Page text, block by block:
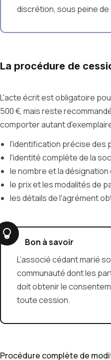
discrétion, sous peine
La procédure de
L'acte écrit est obligatoire
500 €, mais reste
comporter autant
l'identification précise des
l'identité complète de la
le nombre et la
le prix et les modalités de
les détails de l'agrément
Bon à savoir
L’associé cédant marié
communauté dont les
doit obtenir le
toute cession.
Procédure complète de